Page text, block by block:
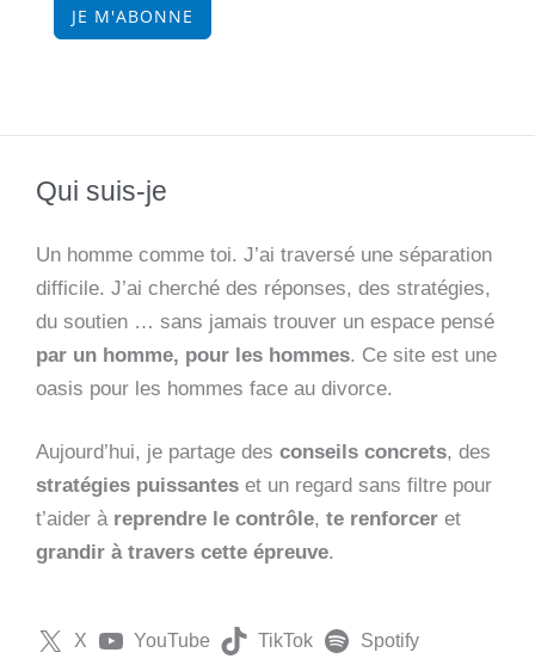
JE M'ABONNE
Qui suis-je
Un homme comme toi. J’ai traversé une séparation
difficile. J’ai cherché des réponses, des stratégies,
du soutien … sans jamais trouver un espace pensé
par un homme, pour les hommes. Ce site est une
oasis pour les hommes face au divorce.
Aujourd’hui, je partage des conseils concrets, des
stratégies puissantes et un regard sans filtre pour
t’aider à reprendre le contrôle, te renforcer et
grandir à travers cette épreuve.
X YouTube TikTok Spotify